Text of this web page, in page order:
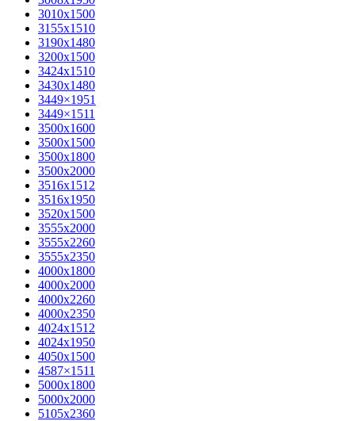
3010х1500
3155х1510
3190х1480
3200х1500
3424х1510
3430х1480
3449×1951
3449×1511
3500x1600
3500х1500
3500х1800
3500х2000
3516х1512
3516х1950
3520х1500
3555х2000
3555х2260
3555х2350
4000х1800
4000х2000
4000х2260
4000х2350
4024х1512
4024х1950
4050х1500
4587×1511
5000х1800
5000х2000
5105х2360